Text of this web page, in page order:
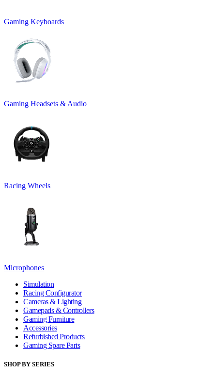
Gaming Keyboards
Gaming Headsets & Audio
Racing Wheels
Microphones
Simulation
Racing Configurator
Cameras & Lighting
Gamepads & Controllers
Gaming Furniture
Accessories
Refurbished Products
Gaming Spare Parts
SHOP BY SERIES